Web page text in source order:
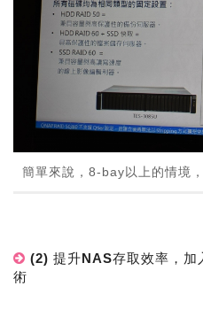
簡單來說，8-bay以上的情境
(2) 提升NAS存取效率，
術